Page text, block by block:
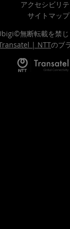
アクセシビリテ
サイトマップ
無断転載を禁じ
| NTTのブ